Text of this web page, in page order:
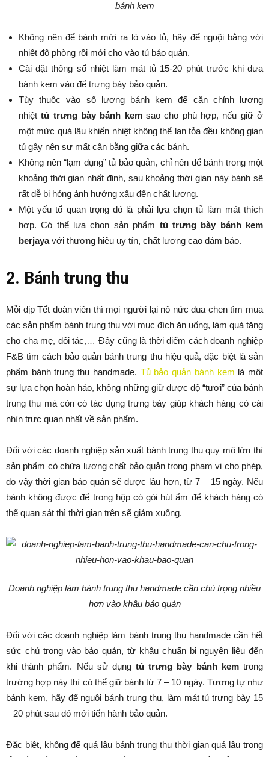
bánh kem
Không nên để bánh mới ra lò vào tủ, hãy để nguội bằng với
nhiệt độ phòng rồi mới cho vào tủ bảo quản.
Cài đặt thông số nhiệt làm mát tủ 15-20 phút trước khi đưa
bánh kem vào để trưng bày bảo quản.
Tùy thuộc vào số lượng bánh kem để căn chỉnh lượng
nhiệttủ trưng bày bánh kemsao cho phù hợp, nếu giữ ở
một mức quá lâu khiến nhiệt không thể lan tỏa đều không gian
tủ gây nên sự mất cân bằng giữa các bánh.
Không nên “lạm dụng” tủ bảo quản, chỉ nên để bánh trong một
khoảng thời gian nhất định, sau khoảng thời gian này bánh sẽ
rất dễ bị hỏng ảnh hưởng xấu đến chất lượng.
Một yếu tố quan trọng đó là phải lựa chọn tủ làm mát thích
hợp. Có thể lựa chọn sản phẩm tủ trưng bày bánh kem
berjayavới thương hiệu uy tín, chất lượng cao đảm bảo.
2. Bánh trung thu
Mỗi dịp Tết đoàn viên thì mọi người lại nô nức đua chen tìm mua
các sản phẩm bánh trung thu với mục đích ăn uống, làm quà tặng
cho cha mẹ, đối tác,… Đây cũng là thời điểm cách doanh nghiệp
F&B tìm cách bảo quản bánh trung thu hiệu quả, đặc biệt là sản
phẩm bánh trung thu handmade. Tủ bảo quản bánh kem là một
sự lựa chọn hoàn hảo, không những giữ được độ “tươi” của bánh
trung thu mà còn có tác dụng trưng bày giúp khách hàng có cái
nhìn trực quan nhất về sản phẩm.
Đối với các doanh nghiệp sản xuất bánh trung thu quy mô lớn thì
sản phẩm có chứa lượng chất bảo quản trong phạm vi cho phép,
do vậy thời gian bảo quản sẽ được lâu hơn, từ 7 – 15 ngày. Nếu
bánh không được để trong hộp có gói hút ẩm để khách hàng có
thể quan sát thì thời gian trên sẽ giảm xuống.
Doanh nghiệp làm bánh trung thu handmade cần chú trọng nhiều
hơn vào khâu bảo quản
Đối với các doanh nghiệp làm bánh trung thu handmade cần hết
sức chú trọng vào bảo quản, từ khâu chuẩn bị nguyên liệu đến
khi thành phẩm. Nếu sử dụngtủ trưng bày bánh kemtrong
trường hợp này thì có thể giữ bánh từ 7 – 10 ngày. Tương tự như
bánh kem, hãy để nguội bánh trung thu, làm mát tủ trưng bày 15
– 20 phút sau đó mới tiến hành bảo quản.
Đặc biệt, không để quá lâu bánh trung thu thời gian quá lâu trong